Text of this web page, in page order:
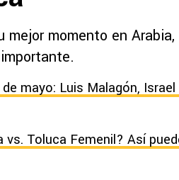
mejor momento en
mayo: Luis Malagón,
vs. Toluca Femenil? Así